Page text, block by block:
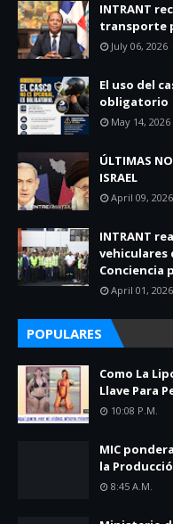
INTRANT
transporte
July 06, 2026
El uso del
obligatorio
May 14, 2026
ÚLTIMAS
ISRAEL
April 09, 2026
INTRANT
vehiculares
Conciencia
April 01, 2026
POPULARES
Como La
Llave Para
10:08 P.m.
MIC
la
8:45 A.m.